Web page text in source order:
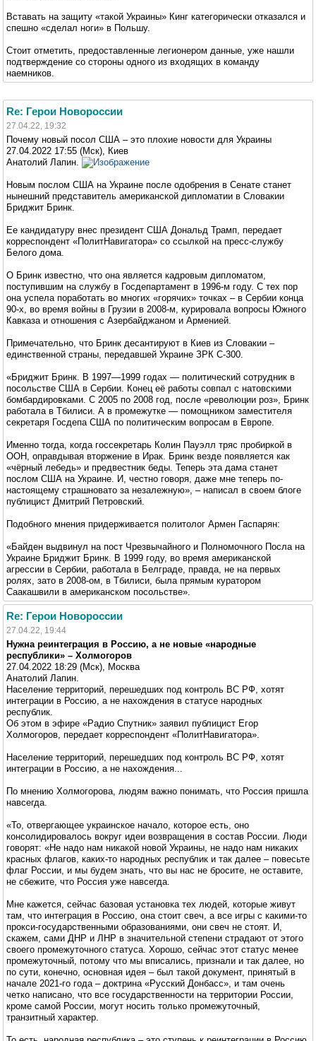
Вставать на защиту «такой Украины» Кинг категорически отказался и
спешно «сделал ноги» в Польшу.
Стоит отметить, предоставленные легионером данные, уже нашли
подтверждение со стороны одного из входящих в команду
наемников.
Re: Герои Новороссии
27.04.22, 19:32
Почему новый посол США – это плохие новости для Украины
27.04.2022 17:55 (Мск), Киев
Анатолий Лапин.
Новым послом США на Украине после одобрения в Сенате станет
нынешний представитель американской дипломатии в Словакии
Бриджит Бринк.
Ее кандидатуру внес президент США Дональд Трамп, передает
корреспондент «ПолитНавигатора» со ссылкой на пресс-службу
Белого дома.
О Бринк известно, что она является кадровым дипломатом,
поступившим на службу в Госдепартамент в 1996-м году. С тех пор
она успела поработать во многих «горячих» точках – в Сербии конца
90-х, во время войны в Грузии в 2008-м, курировала вопросы Южного
Кавказа и отношения с Азербайджаном и Арменией.
Примечательно, что Бринк десантируют в Киев из Словакии –
единственной страны, передавшей Украине ЗРК С-300.
«Бриджит Бринк. В 1997—1999 годах — политический сотрудник в
посольстве США в Сербии. Конец её работы совпал с натовскими
бомбардировками. С 2005 по 2008 год, после «революции роз», Бринк
работала в Тбилиси. А в промежутке — помощником заместителя
секретаря Госдепа США по политическим вопросам в Европе.
Именно тогда, когда госсекретарь Колин Пауэлл тряс пробиркой в
ООН, оправдывая вторжение в Ирак. Бринк везде появляется как
«чёрный лебедь» и предвестник беды. Теперь эта дама станет
послом США на Украине. И, честно говоря, даже мне теперь по-
настоящему страшновато за незалежную», – написал в своем блоге
публицист Дмитрий Петровский.
Подобного мнения придерживается политолог Армен Гаспарян:
«Байден выдвинул на пост Чрезвычайного и Полномочного Посла на
Украине Бриджит Бринк. В 1999 году, во время американской
агрессии в Сербии, работала в Белграде, правда, не на первых
ролях, зато в 2008-ом, в Тбилиси, была прямым куратором
Саакашвили в американском посольстве».
Re: Герои Новороссии
27.04.22, 19:44
Нужна реинтеграция в Россию, а не новые «народные
республики» – Холмогоров
27.04.2022 18:29 (Мск), Москва
Анатолий Лапин.
Население территорий, перешедших под контроль ВС РФ, хотят
интеграции в Россию, а не нахождения в статусе народных
республик.
Об этом в эфире «Радио Спутник» заявил публицист Егор
Холмогоров, передает корреспондент «ПолитНавигатора».
Население территорий, перешедших под контроль ВС РФ, хотят
интеграции в Россию, а не нахождения...
По мнению Холмогорова, людям важно понимать, что Россия пришла
навсегда.
«То, отвергающее украинское начало, которое есть, оно
консолидировалось вокруг идеи возвращения в состав России. Люди
говорят: «Не надо нам никакой новой Украины, не надо нам никаких
красных флагов, каких-то народных республик и так далее – повесьте
флаг России, и мы будем знать, что вы нас не бросите, не оставите,
не сбежите, что Россия уже навсегда.
Мне кажется, сейчас базовая установка тех людей, которые живут
там, что интеграция в Россию, она стоит свеч, а все игры с какими-то
прокси-государственными образованиями, они свеч не стоят. И,
скажем, сами ДНР и ЛНР в значительной степени страдают от этого
своего промежуточного статуса. Хорошо, сейчас этот статус менее
промежуточный, потому что мы вписались, признали и так далее, но
по сути, конечно, основная идея – был такой документ, принятый в
начале 2021-го года – доктрина «Русский Донбасс», и там очень
четко написано, что все государственности на территории России,
кроме самой России, могут носить только промежуточный,
транзитный характер.